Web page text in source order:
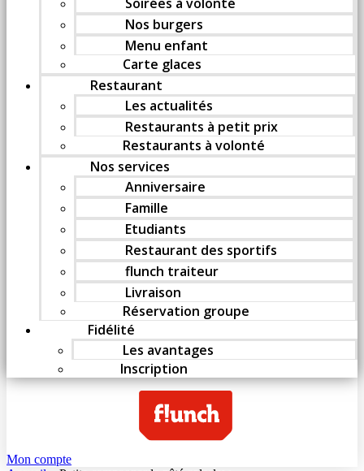
Nos burgers
Menu enfant
Carte glaces
Restaurant
Les actualités
Restaurants à petit prix
Restaurants à volonté
Nos services
Anniversaire
Famille
Etudiants
Restaurant des sportifs
flunch traiteur
Livraison
Réservation groupe
Fidélité
Les avantages
Inscription
Mon compte